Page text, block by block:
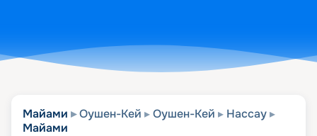
Майами Оушен-Кей Оушен-Кей
Нассау
Майами